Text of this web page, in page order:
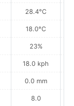
28.4°C
18.0°C
23%
18.0 kph
0.0 mm
8.0